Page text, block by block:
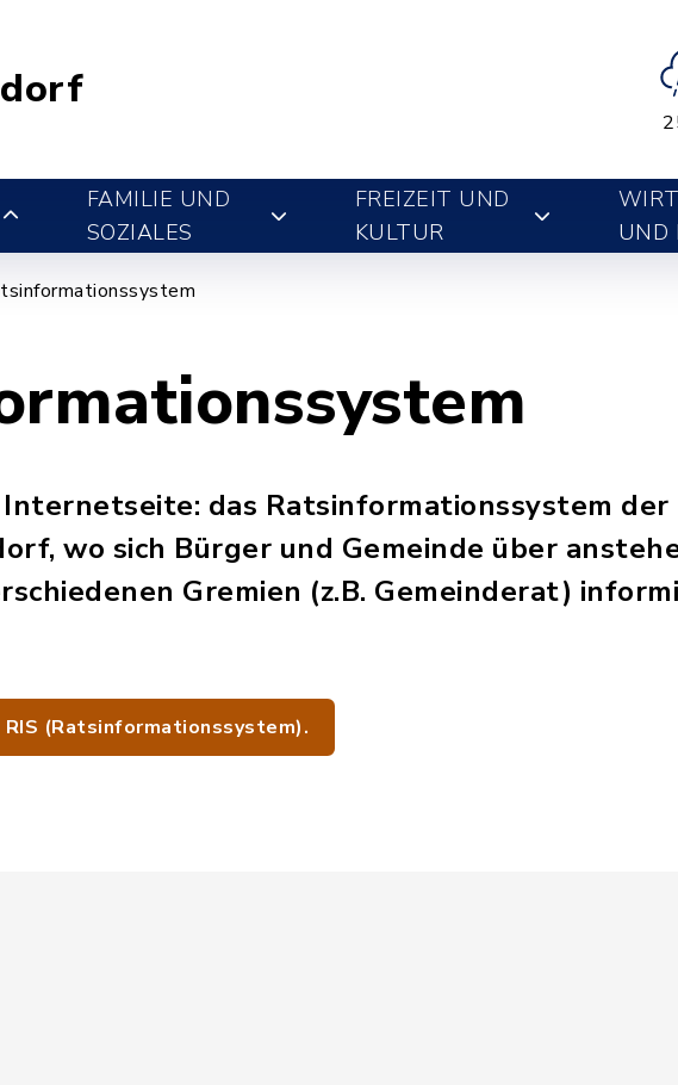
FAMILIE UND
SOZIALES
FREIZEIT UND
KULTUR
UND
Internetseite: das Ratsinformationssystem der
wo sich Bürger und Gemeinde über
Gremien (z.B. Gemeinderat)
RIS (Ratsinformationssystem).